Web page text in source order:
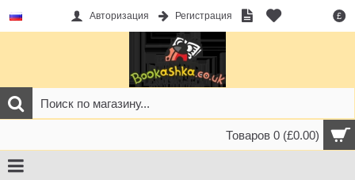
£
Авторизация Регистрация
Товаров 0 (£0.00)